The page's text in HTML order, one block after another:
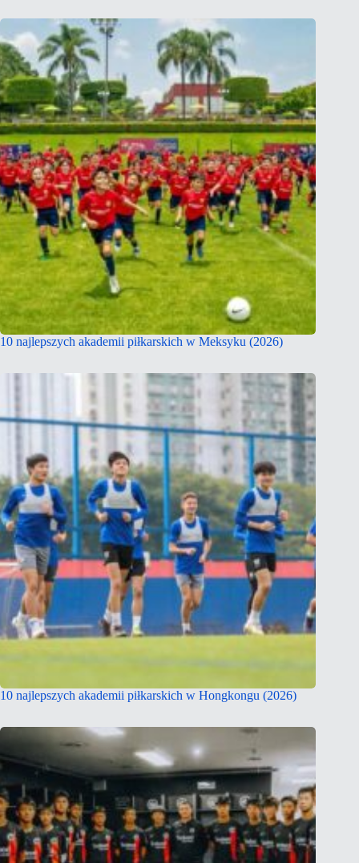
10 najlepszych akademii piłkarskich w Meksyku (2026)
10 najlepszych akademii piłkarskich w Hongkongu (2026)